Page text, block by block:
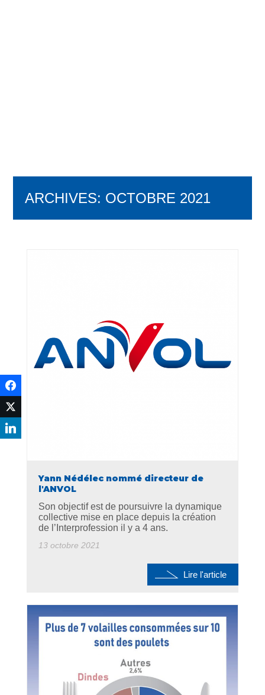
ARCHIVES: OCTOBRE 2021
Yann Nédélec nommé directeur de
l'ANVOL
Son objectif est de poursuivre la dynamique
collective mise en place depuis la création
de l’Interprofession il y a 4 ans.
13 octobre 2021
Lire l'article